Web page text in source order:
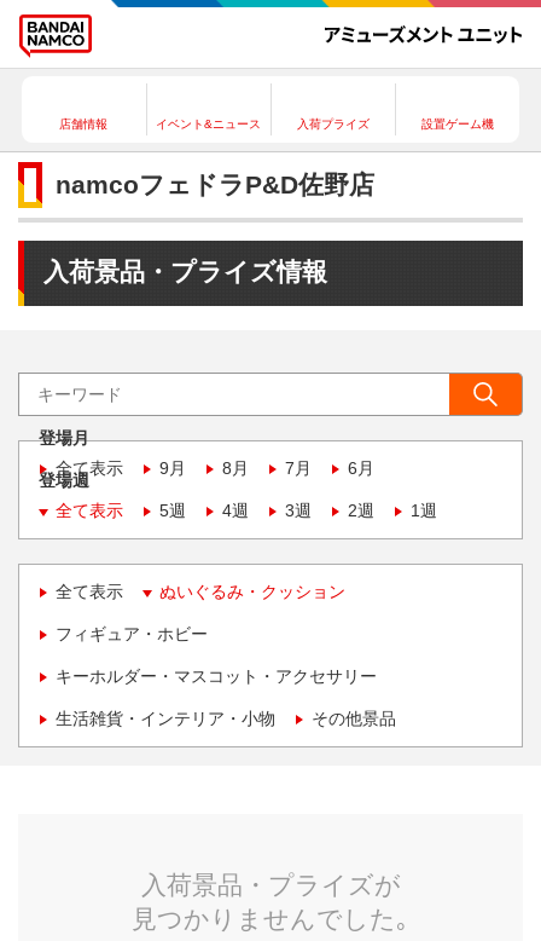
店舗情報 イベント&ニュース 入荷プライズ 設置ゲーム機
namcoフェドラP&D佐野店
入荷景品・プライズ情報
登場月
全て表示
9月 8月 7月 6月
登場週
全て表示
5週 4週 3週 2週 1週
全て表示 ぬいぐるみ・クッション
フィギュア・ホビー
キーホルダー・マスコット・アクセサリー
生活雑貨・インテリア・小物 その他景品